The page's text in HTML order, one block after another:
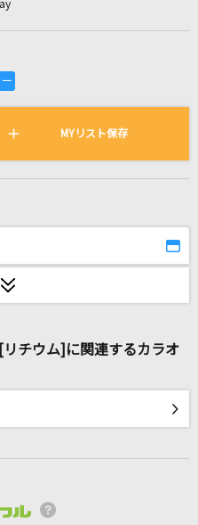
き
ている曲の一覧
もん
MYリスト保存
チウム]に関連するカラオ